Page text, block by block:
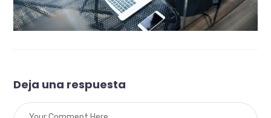
Deja una respuesta